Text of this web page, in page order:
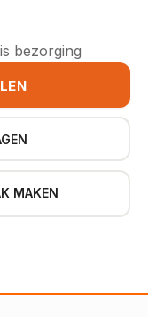
bezorging
MAKEN